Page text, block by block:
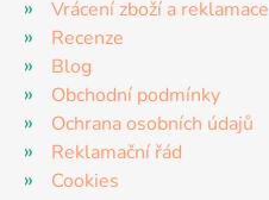
Vrácení zboží a reklamace
Recenze
Blog
Obchodní podmínky
Ochrana osobních údajů
Reklamační řád
Cookies